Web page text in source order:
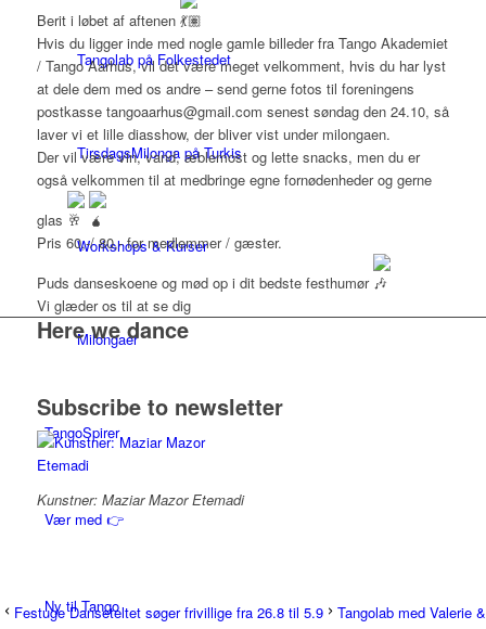
Tangolab på Folkestedet
TirsdagsMilonga på Turkis
Workshops & Kurser
Milongaer
TangoSpirer
Vær med 👉
Ny til Tango
Berit i løbet af aftenen
Hvis du ligger inde med nogle gamle billeder fra Tango Akademiet
/ Tango Aarhus, vil det være meget velkomment, hvis du har lyst
at dele dem med os andre – send gerne fotos til foreningens
postkasse tangoaarhus@gmail.com senest søndag den 24.10, så
laver vi et lille diasshow, der bliver vist under milongaen.
Der vil være vin, vand, æblemost og lette snacks, men du er
også velkommen til at medbringe egne fornødenheder og gerne
glas
Pris 60,-/ 80,- for medlemmer / gæster.
Puds danseskoene og mød op i dit bedste festhumør
Vi glæder os til at se dig
Here we dance
Subscribe to newsletter
Kunstner: Maziar Mazor Etemadi
Festuge Danseteltet søger frivillige fra 26.8 til 5.9
Tangolab med Valerie &